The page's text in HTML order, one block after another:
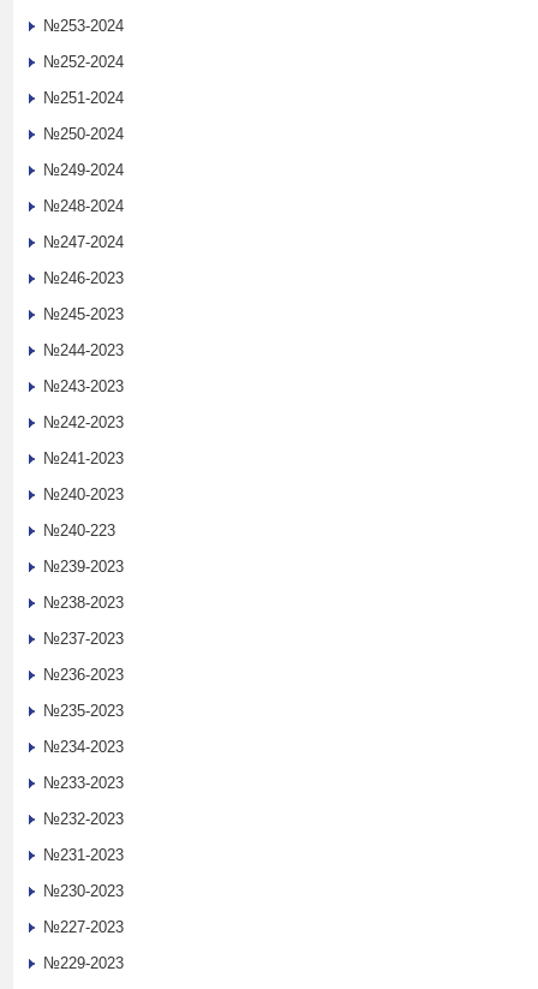
№253-2024
№252-2024
№251-2024
№250-2024
№249-2024
№248-2024
№247-2024
№246-2023
№245-2023
№244-2023
№243-2023
№242-2023
№241-2023
№240-2023
№240-223
№239-2023
№238-2023
№237-2023
№236-2023
№235-2023
№234-2023
№233-2023
№232-2023
№231-2023
№230-2023
№227-2023
№229-2023